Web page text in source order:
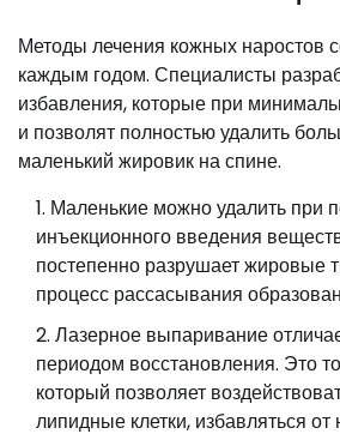
Методы лечения кожных наростов
каждым годом. Специалисты
избавления, которые при
и позволят полностью удалить
маленький жировик на спине.
Маленькие можно удалить при
инъекционного введения
постепенно разрушает жировые
процесс рассасывания
Лазерное выпаривание
периодом восстановления. Это
который позволяет
липидные клетки, избавляться от